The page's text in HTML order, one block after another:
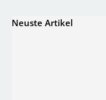
Neuste Artikel